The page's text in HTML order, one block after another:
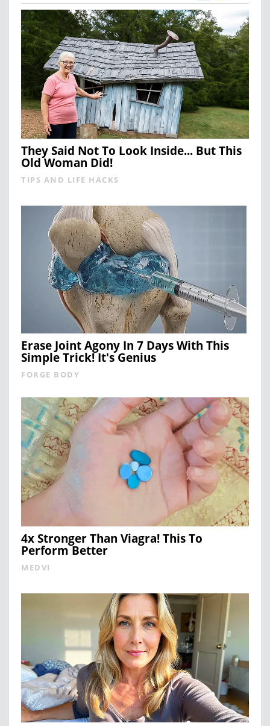
They Said Not To Look Inside... But This
Old Woman Did!
TIPS AND LIFE HACKS
Erase Joint Agony In 7 Days With This
Simple Trick! It's Genius
FORGE BODY
4x Stronger Than Viagra! This To
Perform Better
MEDVI